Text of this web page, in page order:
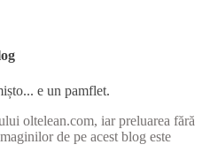
e un pamflet.
oltelean.com, iar preluarea fără
de pe acest blog este